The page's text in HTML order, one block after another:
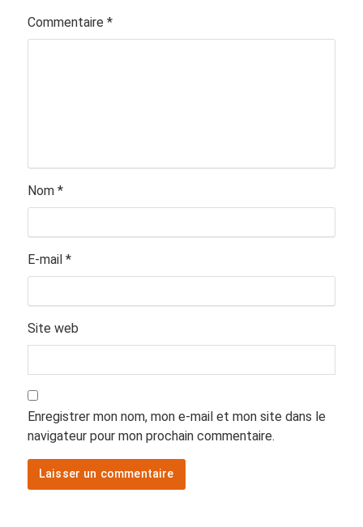
Commentaire *
Nom *
E-mail *
Site web
Enregistrer mon nom, mon e-mail et mon site dans le
navigateur pour mon prochain commentaire.